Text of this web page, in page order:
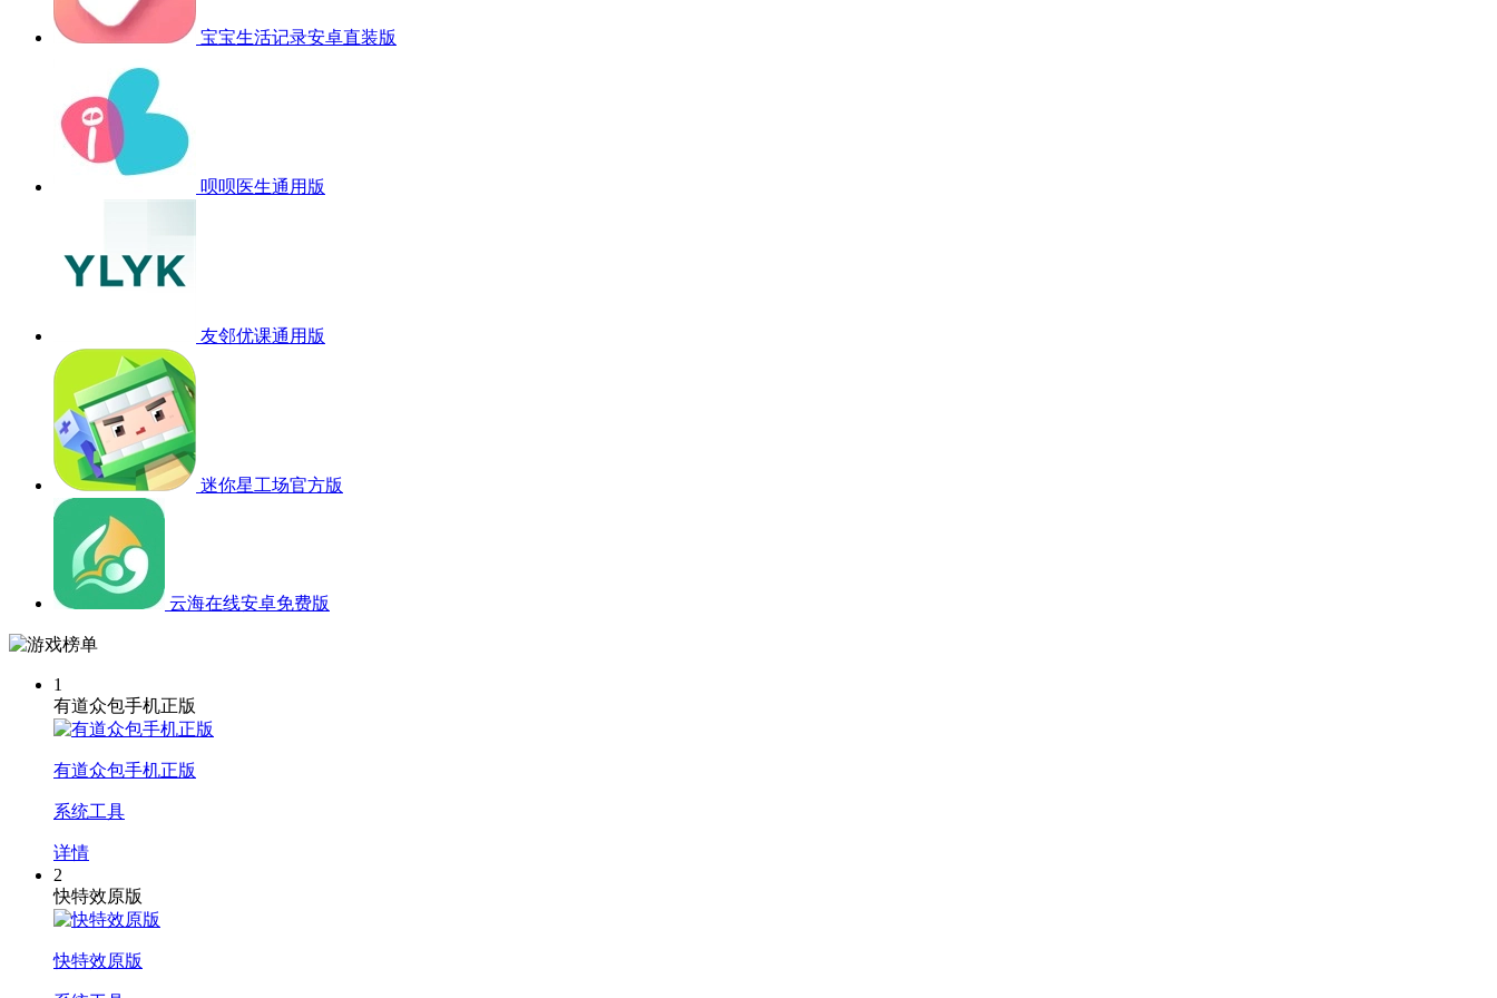
宝宝生活记录安卓直装版
呗呗医生通用版
友邻优课通用版
迷你星工场官方版
云海在线安卓免费版
1
有道众包手机正版
有道众包手机正版
系统工具
详情
2
快特效原版
快特效原版